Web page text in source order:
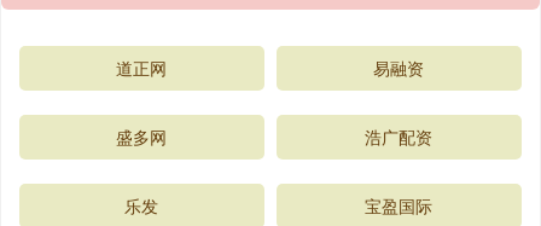
道正网 易融资
盛多网 浩广配资
乐发 宝盈国际